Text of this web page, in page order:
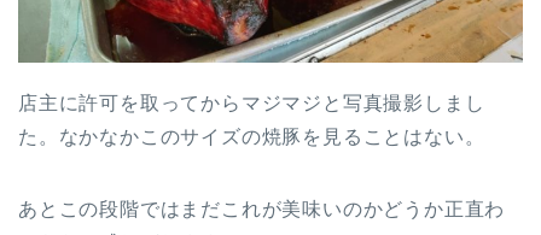
店主に許可を取ってからマジマジと写真撮影しまし
た。なかなかこのサイズの焼豚を見ることはない。
あとこの段階ではまだこれが美味いのかどうか正直わ